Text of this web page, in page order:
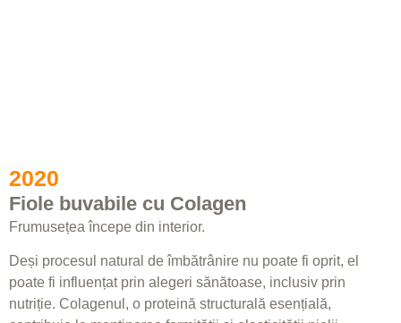
2020
Fiole buvabile cu Colagen​
Frumusețea începe din interior.​
Deși procesul natural de îmbătrânire nu poate fi oprit, el
poate fi influențat prin alegeri sănătoase, inclusiv prin
nutriție. Colagenul, o proteină structurală esențială,